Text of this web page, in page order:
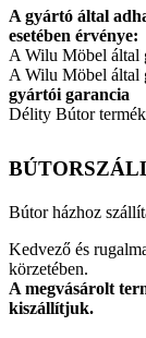
A gyártó által
esetében érvénye:
A Wilu Möbel által
A Wilu Möbel által
gyártói garancia
Délity Bútor
Bútor házhoz
Kedvező és
körzetében.
A megvásárolt
kiszállítjuk.